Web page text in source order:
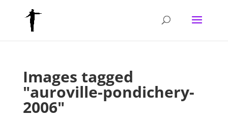
Images tagged
"auroville-pondichery-
2006"